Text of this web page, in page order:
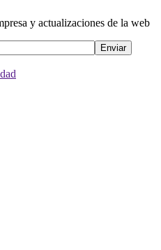
y actualizaciones de la web